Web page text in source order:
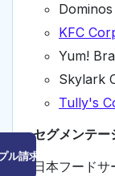
ル請求はこちら
Dominos
KFC
Yum!
Skylark
Tully's
セグメンテー
日本フードサ